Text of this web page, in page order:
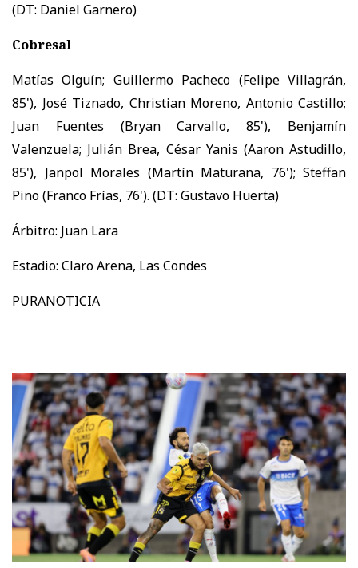
(DT: Daniel Garnero)
Cobresal
Matías Olguín; Guillermo Pacheco (Felipe Villagrán,
85'), José Tiznado, Christian Moreno, Antonio Castillo;
Juan Fuentes (Bryan Carvallo, 85'), Benjamín
Valenzuela; Julián Brea, César Yanis (Aaron Astudillo,
85'), Janpol Morales (Martín Maturana, 76'); Steffan
Pino (Franco Frías, 76'). (DT: Gustavo Huerta)
Árbitro: Juan Lara
Estadio: Claro Arena, Las Condes
PURANOTICIA